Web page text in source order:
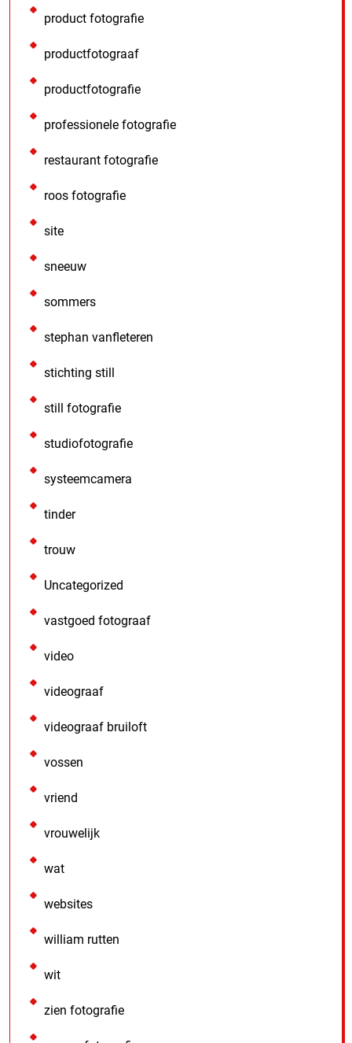
product fotografie
productfotograaf
productfotografie
professionele fotografie
restaurant fotografie
roos fotografie
site
sneeuw
sommers
stephan vanfleteren
stichting still
still fotografie
studiofotografie
systeemcamera
tinder
trouw
Uncategorized
vastgoed fotograaf
video
videograaf
videograaf bruiloft
vossen
vriend
vrouwelijk
wat
websites
william rutten
wit
zien fotografie